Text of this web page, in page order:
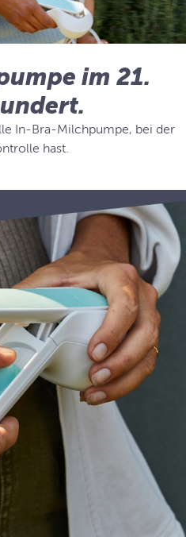
im 21.
In-Bra-Milchpumpe, bei der
hast.